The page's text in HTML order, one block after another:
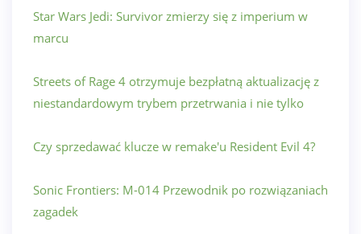
Star Wars Jedi: Survivor zmierzy się z imperium w
marcu
Streets of Rage 4 otrzymuje bezpłatną aktualizację z
niestandardowym trybem przetrwania i nie tylko
Czy sprzedawać klucze w remake'u Resident Evil 4?
Sonic Frontiers: M-014 Przewodnik po rozwiązaniach
zagadek